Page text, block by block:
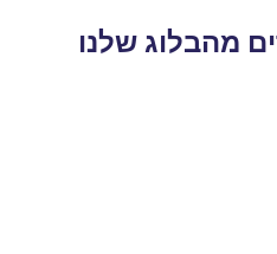
מהבלוג שלנו